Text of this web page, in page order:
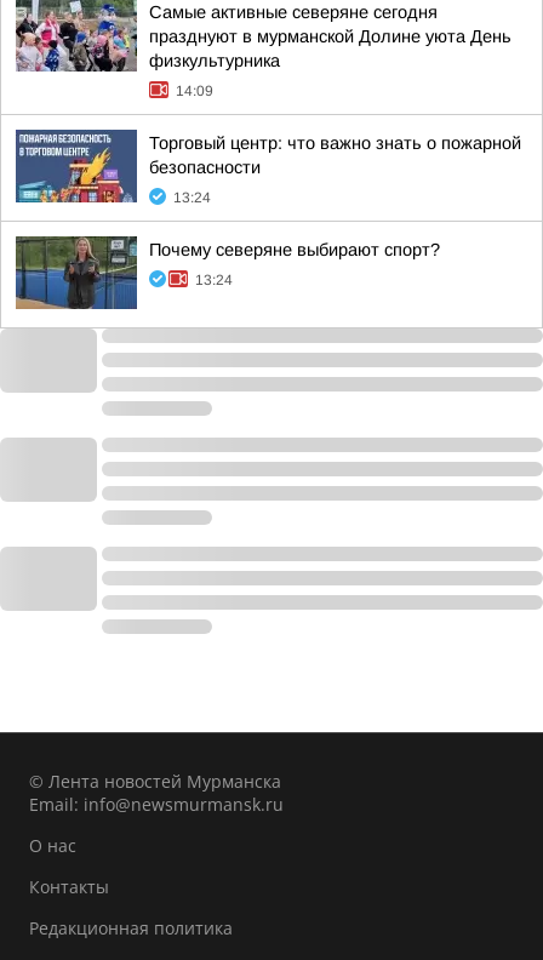
Самые активные северяне сегодня
празднуют в мурманской Долине уюта День
физкультурника
14:09
Торговый центр: что важно знать о пожарной
безопасности
13:24
Почему северяне выбирают спорт?
13:24
© Лента новостей Мурманска
Email: info@newsmurmansk.ru
О нас
Контакты
Редакционная политика